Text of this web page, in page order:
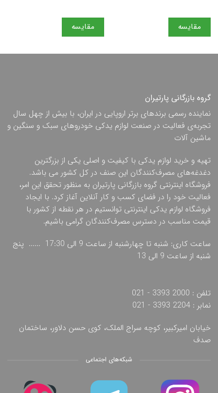
مقایسه مقایسه
گروه بازرگانی پارتیران
نماینده رسمی برندهای برتر اروپایی در ایران، با بیش از چهل سال
تجربه‌ی فعالیت در صنعت لوازم یدکی خودروهای سبک و سنگین و
ماشین آلات
تهیه و خرید لوازم یدکی با کیفیت و اصلی یکی از بزرگترین
دغدغه‌های مصرف‌کنندگان این صنف در کل کشور می باشد.
فروشگاه اینترنتی گروه بازرگانی پارتیران به منظور تحقق این امر،
فعالیت خود را در فضای کسب و کار آنلاین آغاز کرد. با ایجاد
فروشگاه لوازم یدکی اینترنتی توانستیم در هر نقطه از کشور با
قیمت مناسب در دسترس مصرف‌کنندگان گرامی باشیم.
ساعت کاری: شنبه تا چهارشنبه از ساعت 9 الی 17:30 ...... پنج
شنبه از ساعت 9 الی 13
تلفن : 2000 3393 - 021
نمابر : 2204 3393 - 021
خیابان امیرکبیر، کوچه سراج الملک، کوی حسن دلاور، ساختمان
صدف
شبکه‌های اجتماعی